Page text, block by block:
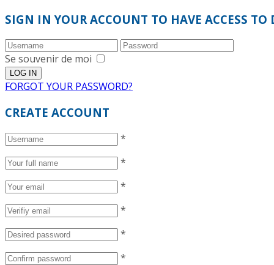
SIGN IN YOUR ACCOUNT TO HAVE ACCESS TO
Se souvenir de moi
FORGOT YOUR PASSWORD?
CREATE ACCOUNT
*
*
*
*
*
*